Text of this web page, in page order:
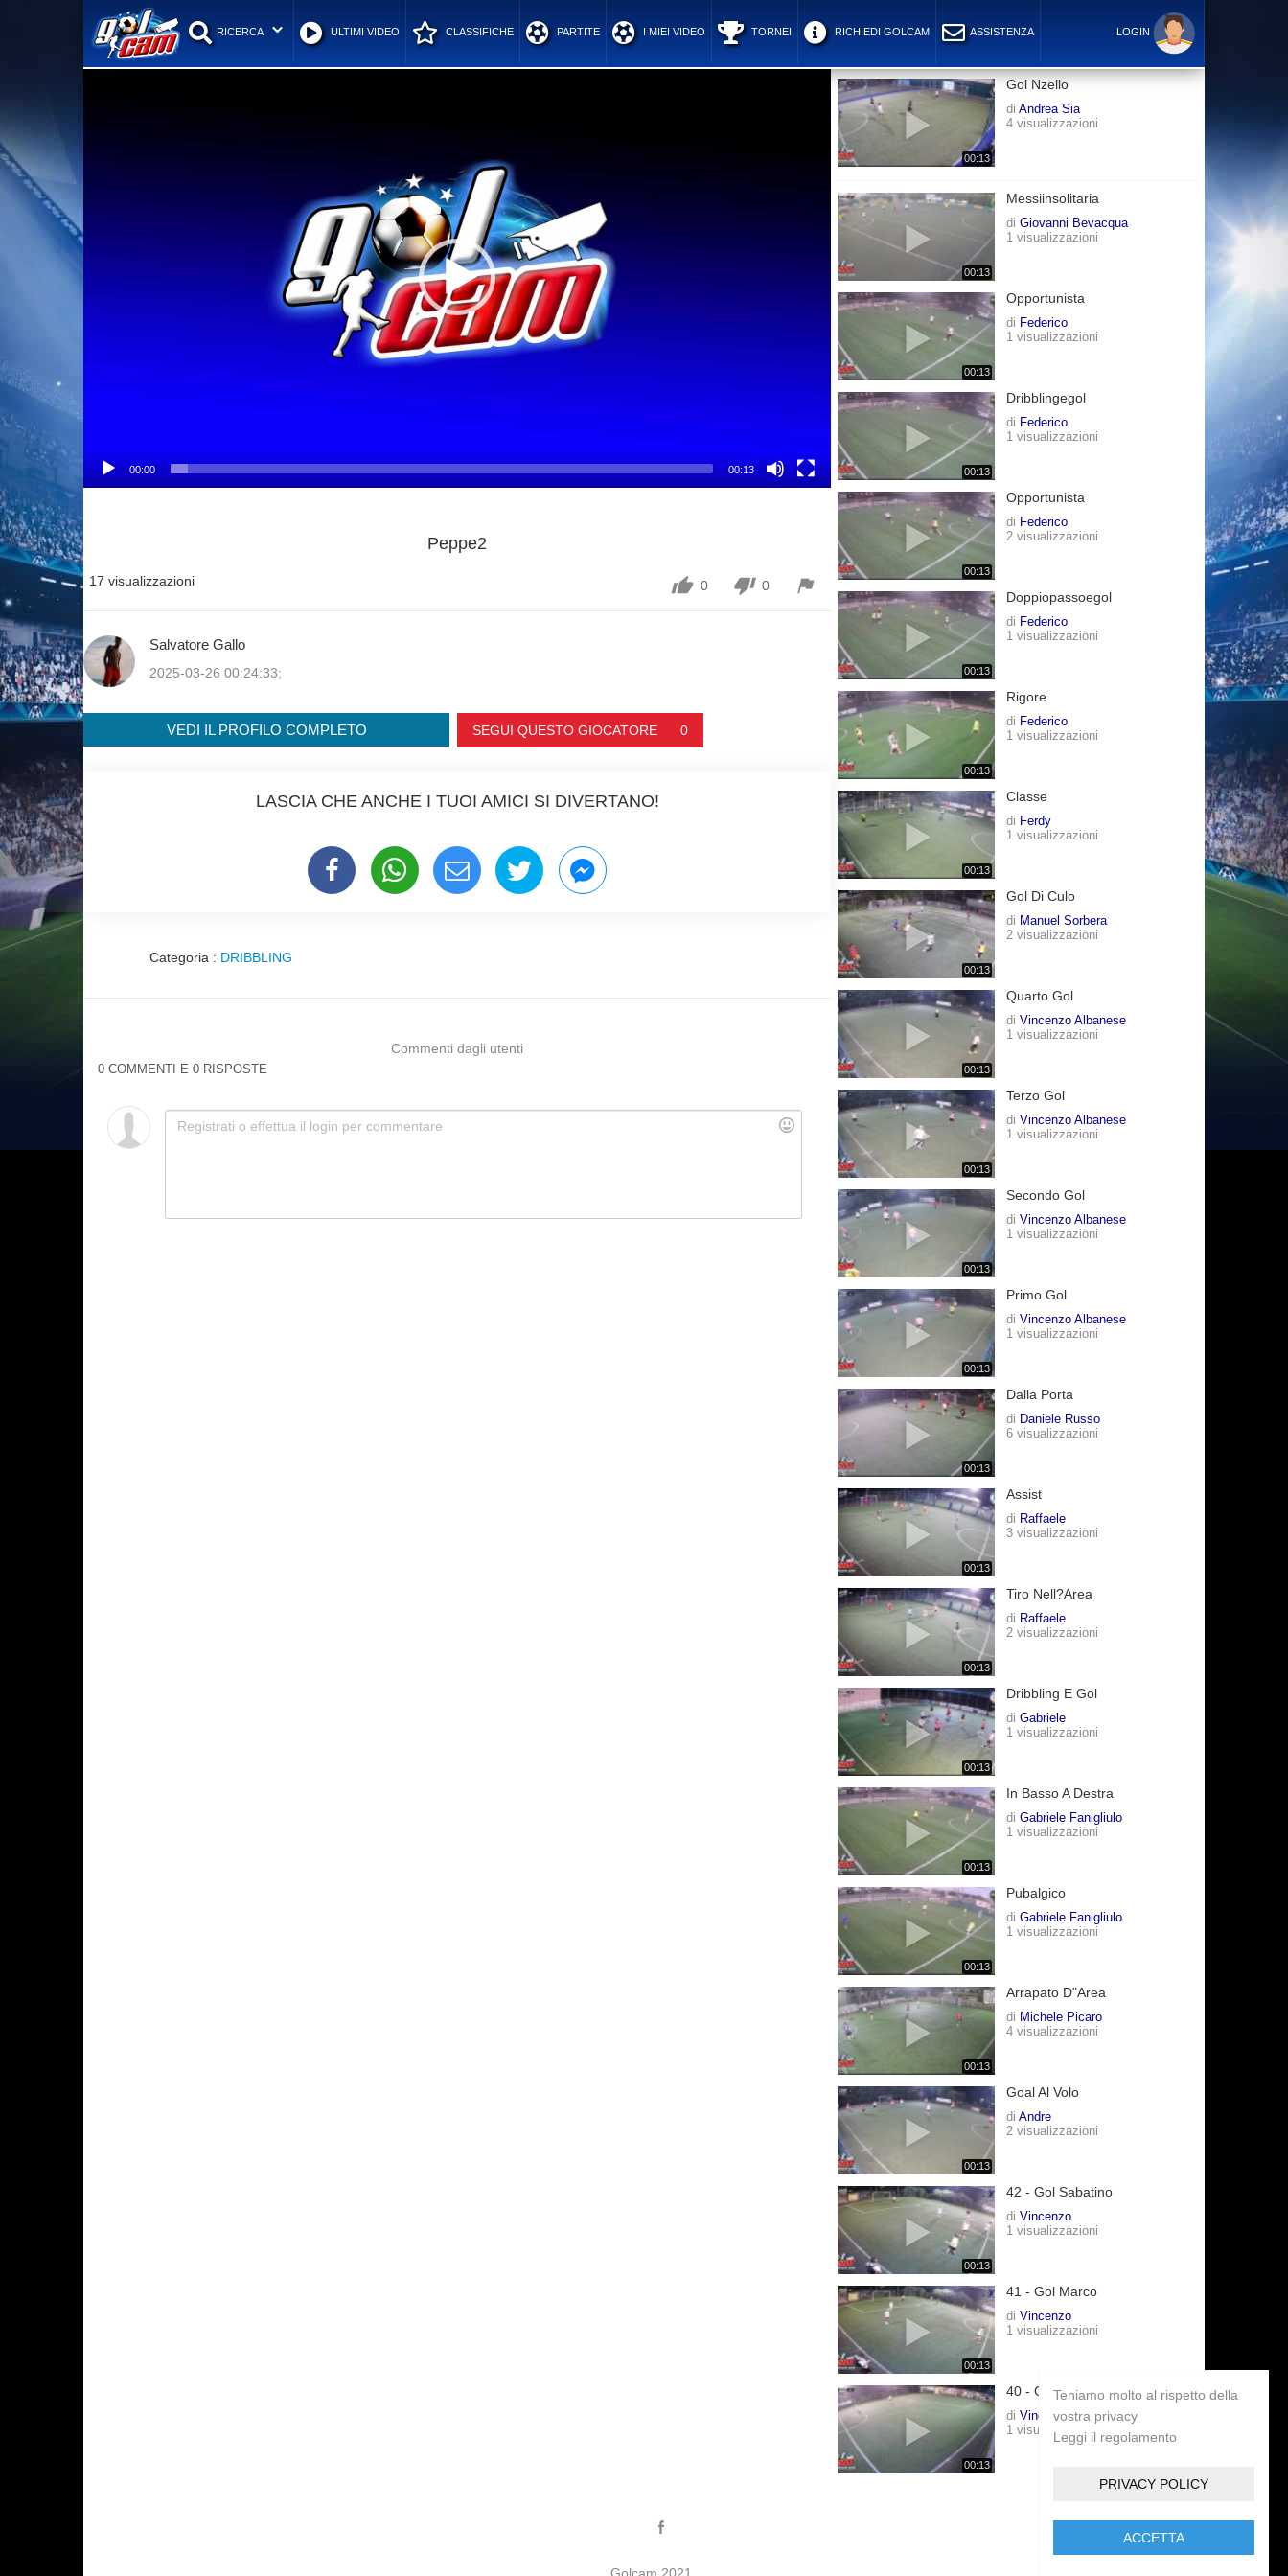
RICERCA ULTIMI VIDEO CLASSIFICHE PARTITE I MIEI VIDEO TORNEI RICHIEDI GOLCAM ASSISTENZA LOGIN
00:00 00:13
00:13
Gol Nzello
di Andrea Sia
4 visualizzazioni
00:13
Messiinsolitaria
di Giovanni Bevacqua
1 visualizzazioni
00:13
Opportunista
di Federico
1 visualizzazioni
00:13
Dribblingegol
di Federico
1 visualizzazioni
00:13
Opportunista
di Federico
2 visualizzazioni
00:13
Doppiopassoegol
di Federico
1 visualizzazioni
00:13
Rigore
di Federico
1 visualizzazioni
00:13
Classe
di Ferdy
1 visualizzazioni
00:13
Gol Di Culo
di Manuel Sorbera
2 visualizzazioni
00:13
Quarto Gol
di Vincenzo Albanese
1 visualizzazioni
00:13
Terzo Gol
di Vincenzo Albanese
1 visualizzazioni
00:13
Secondo Gol
di Vincenzo Albanese
1 visualizzazioni
00:13
Primo Gol
di Vincenzo Albanese
1 visualizzazioni
00:13
Dalla Porta
di Daniele Russo
6 visualizzazioni
00:13
Assist
di Raffaele
3 visualizzazioni
00:13
Tiro Nell?area
di Raffaele
2 visualizzazioni
00:13
Dribbling E Gol
di Gabriele
1 visualizzazioni
00:13
In Basso A Destra
di Gabriele Fanigliulo
1 visualizzazioni
00:13
Pubalgico
di Gabriele Fanigliulo
1 visualizzazioni
00:13
Arrapato D"area
di Michele Picaro
4 visualizzazioni
00:13
Goal Al Volo
di Andre
2 visualizzazioni
00:13
42 - Gol Sabatino
di Vincenzo
1 visualizzazioni
00:13
41 - Gol Marco
di Vincenzo
1 visualizzazioni
00:13
40 - Gol Marco
di Vincenzo
1 visualizzazioni
Peppe2
17 visualizzazioni  0  0 
Salvatore Gallo
2025-03-26 00:24:33;
VEDI IL PROFILO COMPLETO SEGUI QUESTO GIOCATORE 0
LASCIA CHE ANCHE I TUOI AMICI SI DIVERTANO!
Categoria : DRIBBLING
Commenti dagli utenti
0 COMMENTI E 0 RISPOSTE
Teniamo molto al rispetto della
vostra privacy
Leggi il regolamento
PRIVACY POLICY
ACCETTA